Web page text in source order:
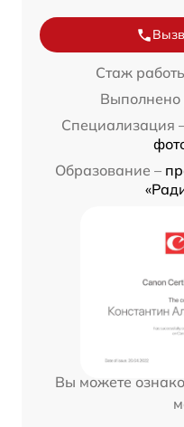
Стаж
Выполнено
Специализация
Образование –
Вы можете